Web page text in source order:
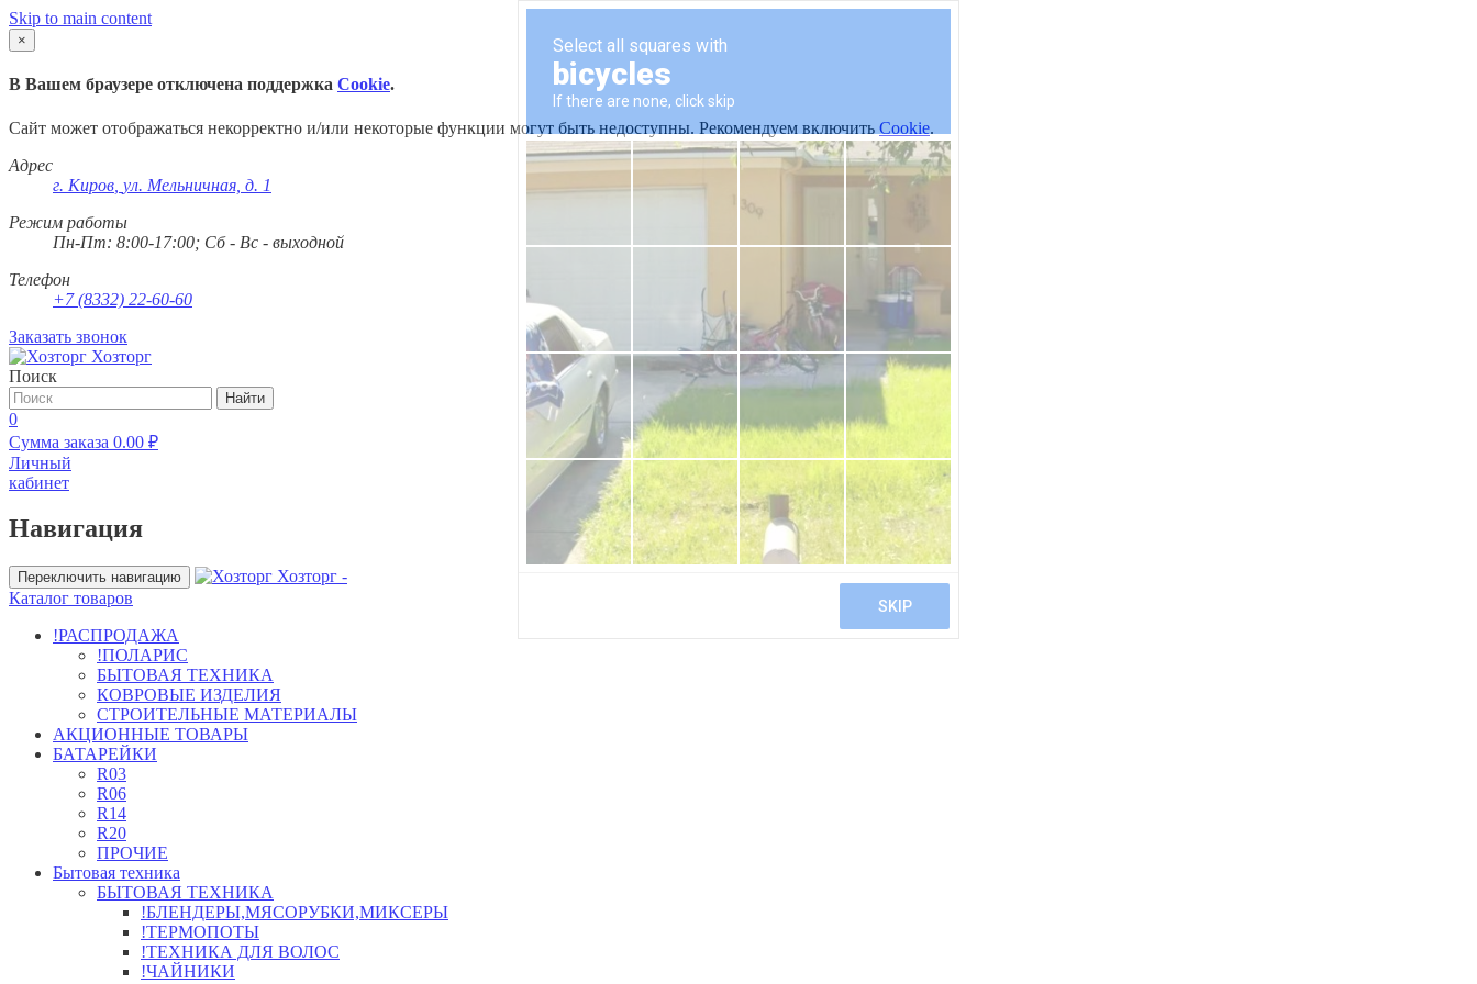
Skip to main content
×
В Вашем браузере отключена поддержка Cookie.
Сайт может отображаться некорректно и/или некоторые функции могут быть недоступны. Рекомендуем включить Cookie.
Адрес
г. Киров ул. Мельничная, д. 1
Режим работы
Пн-Пт: 8:00-17:00; Сб - Вс - выходной
Телефон
+7 (8332) 22-60-60
Заказать звонок
Хозторг
Поиск
Найти
0
Сумма заказа 0.00 ₽
Личный
кабинет
Навигация
Переключить навигацию
Хозторг -
Каталог товаров
!РАСПРОДАЖА
!ПОЛАРИС
БЫТОВАЯ ТЕХНИКА
КОВРОВЫЕ ИЗДЕЛИЯ
СТРОИТЕЛЬНЫЕ МАТЕРИАЛЫ
АКЦИОННЫЕ ТОВАРЫ
БАТАРЕЙКИ
R03
R06
R14
R20
ПРОЧИЕ
Бытовая техника
БЫТОВАЯ ТЕХНИКА
!БЛЕНДЕРЫ,МЯСОРУБКИ,МИКСЕРЫ
!ТЕРМОПОТЫ
!ТЕХНИКА ДЛЯ ВОЛОС
!ЧАЙНИКИ